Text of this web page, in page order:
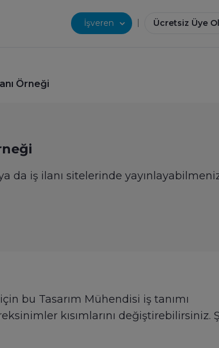
İşveren | Ücretsiz Üye Ol
Örneği
da iş ilanı sitelerinde
bu Tasarım Mühendisi iş tanımı
kısımlarını değiştirebilirsiniz.